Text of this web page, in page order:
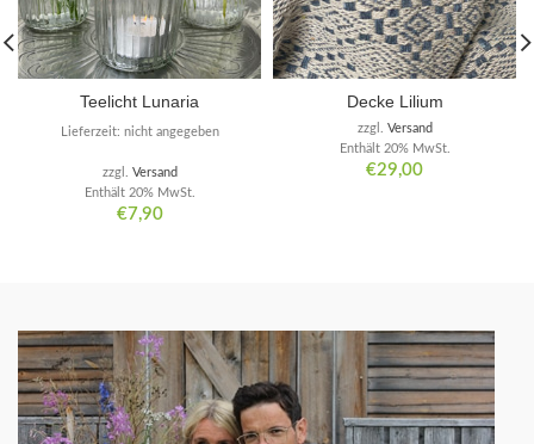
Teelicht Lunaria
€7,90
Enthält 20% MwSt.
zzgl. Versand
Lieferzeit: nicht angegeben
Decke Lilium
€29,00
Enthält 20% MwSt.
zzgl. Versand